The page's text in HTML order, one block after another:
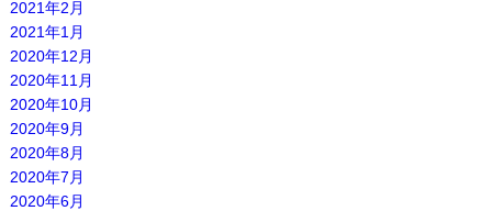
2021年2月
2021年1月
2020年12月
2020年11月
2020年10月
2020年9月
2020年8月
2020年7月
2020年6月